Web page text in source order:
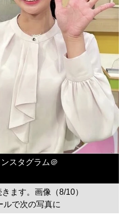
スタグラム＠
ます。画像（8/10）
ルで次の写真に